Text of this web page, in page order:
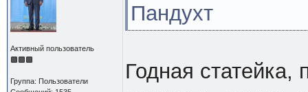
Активный пользователь
Группа: Пользователи
Пандухт
Годная